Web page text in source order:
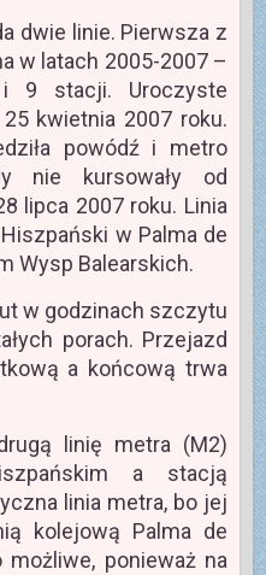
dwie linie. Pierwsza z
w latach 2005-2007 –
9 stacji. Uroczyste
kwietnia 2007 roku.
powódź i metro
nie kursowały od
lipca 2007 roku. Linia
w Palma de
Wysp Balearskich.
w godzinach szczytu
porach. Przejazd
a końcową trwa
linię metra (M2)
a stacją
linia metra, bo jej
kolejową Palma de
możliwe, ponieważ na